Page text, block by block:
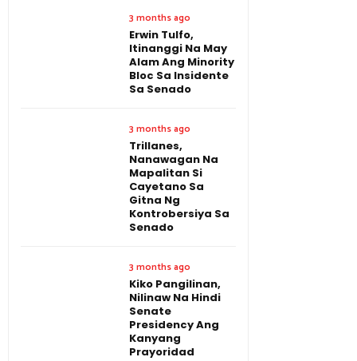
3 months ago
Erwin Tulfo,
Itinanggi Na May
Alam Ang Minority
Bloc Sa Insidente
Sa Senado
3 months ago
Trillanes,
Nanawagan Na
Mapalitan Si
Cayetano Sa
Gitna Ng
Kontrobersiya Sa
Senado
3 months ago
Kiko Pangilinan,
Nilinaw Na Hindi
Senate
Presidency Ang
Kanyang
Prayoridad